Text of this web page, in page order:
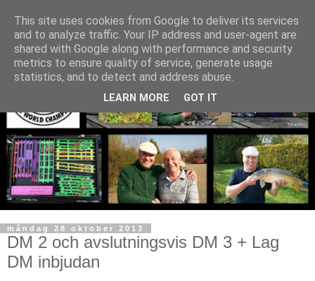
måndag 28 oktober 2013
DM 2 och avslutningsvis DM 3 + Lag
DM inbjudan
This site uses cookies from Google to deliver its services
and to analyze traffic. Your IP address and user-agent are
shared with Google along with performance and security
metrics to ensure quality of service, generate usage
statistics, and to detect and address abuse.
LEARN MORE GOT IT